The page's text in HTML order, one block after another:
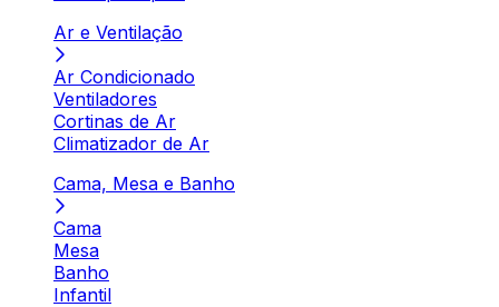
Ar e Ventilação
Ar Condicionado
Ventiladores
Cortinas de Ar
Climatizador de Ar
Cama, Mesa e Banho
Cama
Mesa
Banho
Infantil